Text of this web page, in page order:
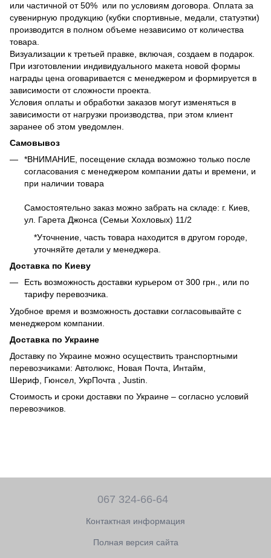
или частичной от 50% или по условиям договора. Оплата за
сувенирную продукцию (кубки спортивные, медали, статуэтки)
производится в полном объеме независимо от количества
товара.
Визуализации к третьей правке, включая, создаем в подарок.
При изготовлении индивидуального макета новой формы
награды цена оговаривается с менеджером и формируется в
зависимости от сложности проекта.
Условия оплаты и обработки заказов могут изменяться в
зависимости от нагрузки производства, при этом клиент
заранее об этом уведомлен.
Самовывоз
*ВНИМАНИЕ, посещение склада возможно только после
согласования с менеджером компании даты и времени, и
при наличии товара
Самостоятельно заказ можно забрать на складе: г. Киев,
ул. Гарета Джонса (Семьи Хохловых) 11/2
*Уточнение, часть товара находится в другом городе,
уточняйте детали у менеджера.
Доставка по Киеву
Есть возможность доставки курьером от 300 грн., или по
тарифу перевозчика.
Удобное время и возможность доставки согласовывайте с
менеджером компании.
Доставка по Украине
Доставку по Украине можно осуществить транспортными
перевозчиками: Автолюкс, Новая Почта, Интайм,
Шериф, Гюнсел, УкрПочта , Justin.
Стоимость и сроки доставки по Украине – согласно условий
перевозчиков.
067 324-66-64
Контактная информация
Полная версия сайта